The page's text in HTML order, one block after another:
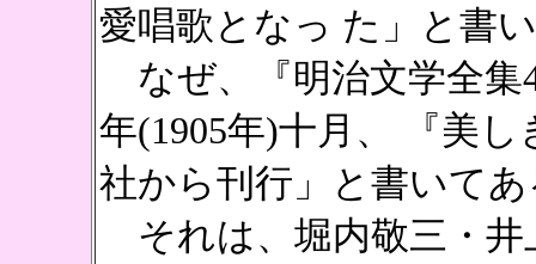
愛唱歌となっ た」と書
なぜ、『明治文学全集
年(1905年)十月、 『美
社から刊行」と書いて
それは、堀内敬三・井